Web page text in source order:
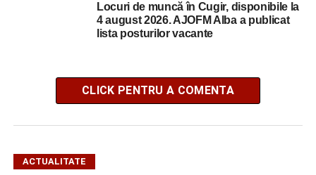
Locuri de muncă în Cugir, disponibile la
4 august 2026. AJOFM Alba a publicat
lista posturilor vacante
CLICK PENTRU A COMENTA
ACTUALITATE